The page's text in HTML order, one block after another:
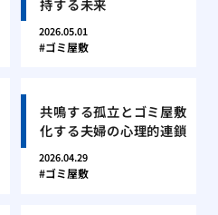
持する未来
2026.05.01
ゴミ屋敷
共鳴する孤立とゴミ屋敷
化する夫婦の心理的連鎖
2026.04.29
ゴミ屋敷